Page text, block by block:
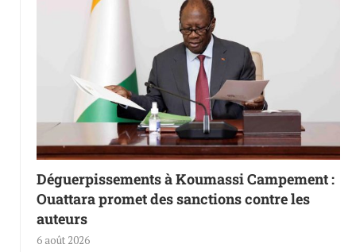
Déguerpissements à Koumassi Campement :
Ouattara promet des sanctions contre les
auteurs
6 août 2026